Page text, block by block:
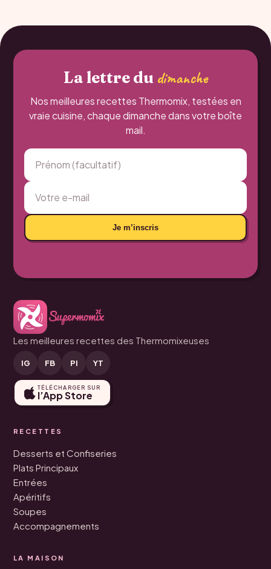
La lettre du dimanche
Nos meilleures recettes Thermomix, testées en
vraie cuisine, chaque dimanche dans votre boîte
mail.
Je m’inscris
Les meilleures recettes des Thermomixeuses
IG FB PI YT
TÉLÉCHARGER SUR
l’App Store
RECETTES
Desserts et Confiseries
Plats Principaux
Entrées
Apéritifs
Soupes
Accompagnements
LA MAISON